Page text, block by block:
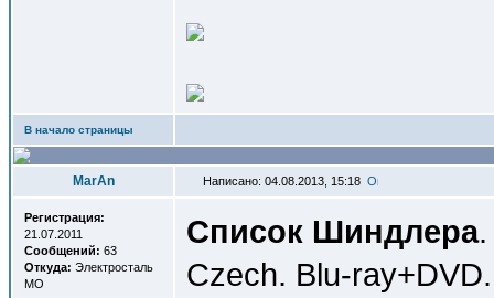
В начало страницы
MarAn Написано: 04.08.2013, 15:18
Регистрация:
21.07.2011
Сообщений: 63
Откуда: Электросталь
МО
Список Шиндлера.
Czech. Blu-ray+DVD.